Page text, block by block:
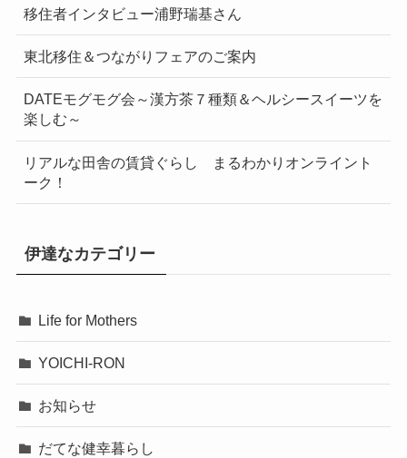
移住者インタビュー浦野瑞基さん
東北移住＆つながりフェアのご案内
DATEモグモグ会～漢方茶７種類＆ヘルシースイーツを
楽しむ～
リアルな田舎の賃貸ぐらし まるわかりオンライント
ーク！
伊達なカテゴリー
Life for Mothers
YOICHI-RON
お知らせ
だてな健幸暮らし